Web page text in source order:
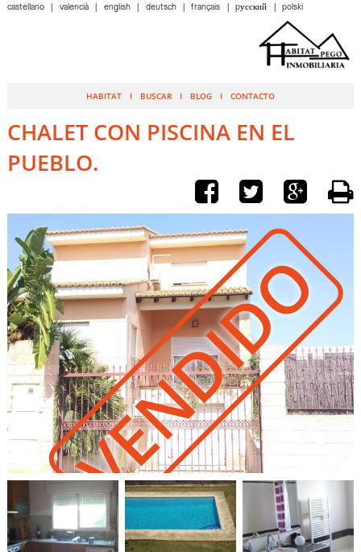
HABITAT BUSCAR BLOG CONTACTO
castellano valencià english deutsch français pусский polski
CHALET CON PISCINA EN EL
PUEBLO.
VENDIDO